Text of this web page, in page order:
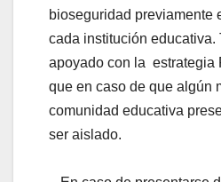
bioseguridad previamente
cada institución educativa.
apoyado con la estrategia
que en caso de que algún
comunidad educativa
ser aislado.